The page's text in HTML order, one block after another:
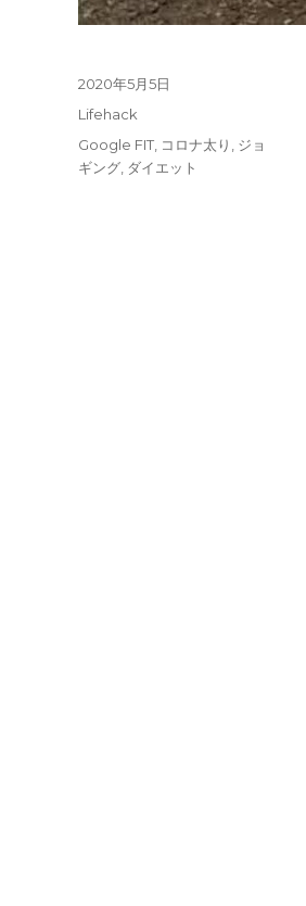
投
稿
2020年5月5日
カ
ゴ
Lifehack
タ
グ
Google FIT コロナ太り
ジョ
ギング ダイエット